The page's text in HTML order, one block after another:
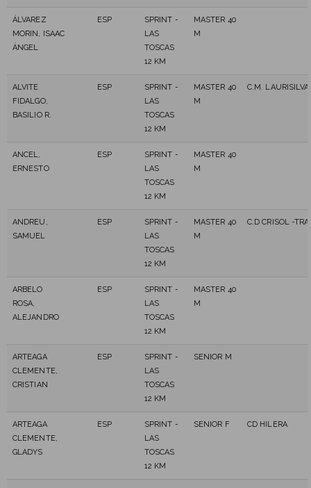
ÁLVAREZ
MORIN, ISAAC
ÁNGEL
ESP
SPRINT -
LAS
TOSCAS
12 KM
MASTER 40
M
ALVITE
FIDALGO,
BASILIO R.
ESP
SPRINT -
LAS
TOSCAS
12 KM
MASTER 40
M
C.M. LAURISILVA
ANCEL,
ERNESTO
ESP
SPRINT -
LAS
TOSCAS
12 KM
MASTER 40
M
ANDREU,
SAMUEL
ESP
SPRINT -
LAS
TOSCAS
12 KM
MASTER 40
M
C.D CRISOL -
ARBELO
ROSA,
ALEJANDRO
ESP
SPRINT -
LAS
TOSCAS
12 KM
MASTER 40
M
ARTEAGA
CLEMENTE,
CRISTIAN
ESP
SPRINT -
LAS
TOSCAS
12 KM
SENIOR M
ARTEAGA
CLEMENTE,
GLADYS
ESP
SPRINT -
LAS
TOSCAS
12 KM
SENIOR F CD HILERA